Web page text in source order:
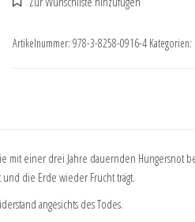
Artikelnummer: 978-3-8258-0916-4 Kategorien:
mit einer drei Jahre dauernden
und die Erde wieder Frucht trägt.
angesichts des Todes.